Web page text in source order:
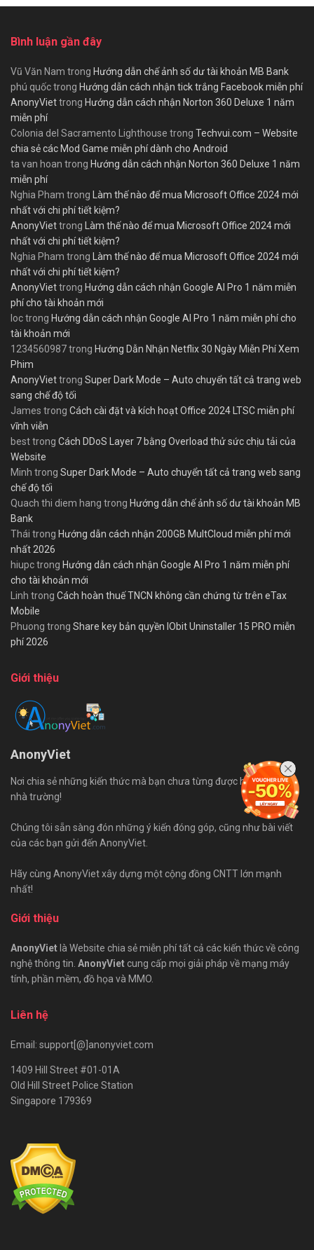
Bình luận gần đây
Vũ Văn Nam trong Hướng dẫn chế ảnh số dư tài khoản MB Bank
phú quốctrong Hướng dẫn cách nhận tick trắng Facebook miễn phí
AnonyViettrong Hướng dẫn cách nhận Norton 360 Deluxe 1 năm
miễn phí
Colonia del Sacramento Lighthouse trong Techvui.com – Website
chia sẻ các Mod Game miễn phí dành cho Android
ta van hoan trong Hướng dẫn cách nhận Norton 360 Deluxe 1 năm
miễn phí
Nghia Pham trong Làm thế nào để mua Microsoft Office 2024 mới
nhất với chi phí tiết kiệm?
AnonyViettrong Làm thế nào để mua Microsoft Office 2024 mới
nhất với chi phí tiết kiệm?
Nghia Pham trong Làm thế nào để mua Microsoft Office 2024 mới
nhất với chi phí tiết kiệm?
AnonyViettrong Hướng dẫn cách nhận Google AI Pro 1 năm miễn
phí cho tài khoản mới
loctrong Hướng dẫn cách nhận Google AI Pro 1 năm miễn phí cho
tài khoản mới
1234560987trong Hướng Dẫn Nhận Netflix 30 Ngày Miễn Phí Xem
Phim
AnonyViettrong Super Dark Mode – Auto chuyển tất cả trang web
sang chế độ tối
James trong Cách cài đặt và kích hoạt Office 2024 LTSC miễn phí
vĩnh viễn
besttrong Cách DDoS Layer 7 bằng Overload thử sức chịu tải của
Website
Minh trong Super Dark Mode – Auto chuyển tất cả trang web sang
chế độ tối
Quach thi diem hang trong Hướng dẫn chế ảnh số dư tài khoản MB
Bank
Thái trong Hướng dẫn cách nhận 200GB MultCloud miễn phí mới
nhất 2026
hiupctrong Hướng dẫn cách nhận Google AI Pro 1 năm miễn phí
cho tài khoản mới
Linh trong Cách hoàn thuế TNCN không cần chứng từ trên eTax
Mobile
Phuong trong Share key bản quyền IObit Uninstaller 15 PRO miễn
phí 2026
Giới thiệu
AnonyViet
Nơi chia sẻ những kiến thức mà bạn chưa từng được học trên ghế
nhà trường!
Chúng tôi sẵn sàng đón những ý kiến đóng góp, cũng như bài viết
của các bạn gửi đến AnonyViet.
Hãy cùng AnonyViet xây dựng một cộng đồng CNTT lớn mạnh
nhất!
Giới thiệu
AnonyVietlà Website chia sẻ miễn phí tất cả các kiến thức về công
nghệ thông tin. AnonyViet cung cấp mọi giải pháp về mạng máy
tính, phần mềm, đồ họa và MMO.
Liên hệ
Email: support[@]anonyviet.com
1409 Hill Street #01-01A
Old Hill Street Police Station
Singapore 179369